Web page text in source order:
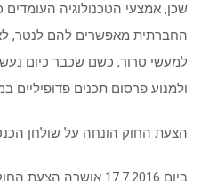
שכן, אמצעי הטכנולוגיה
החברתית מאפשרים להם לנטר,
למעשי טרור, כשם שכבר כיום
ולמנוע פרסום תכנים פדופיליים
הצעת החוק הונחה על שולחן הכנסת ביום
ביום 17.7.2016 אושרה